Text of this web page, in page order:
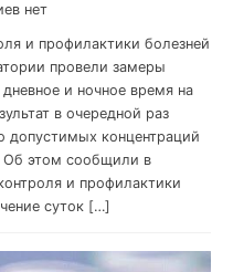
нет
и профилактики болезней
провели замеры
и ночное время на
в очередной раз
допустимых концентраций
Об этом сообщили в
и профилактики
суток […]